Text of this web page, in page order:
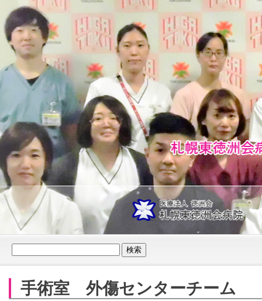
手術室 外傷センターチーム